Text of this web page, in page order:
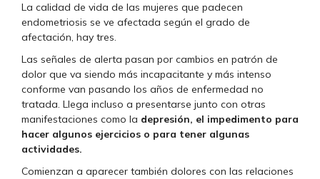
La calidad de vida de las mujeres que padecen
endometriosis se ve afectada según el grado de
afectación, hay tres.
Las señales de alerta pasan por cambios en patrón de
dolor que va siendo más incapacitante y más intenso
conforme van pasando los años de enfermedad no
tratada. Llega incluso a presentarse junto con otras
manifestaciones como la depresión, el impedimento para
hacer algunos ejercicios o para tener algunas
actividades.
Comienzan a aparecer también dolores con las relaciones